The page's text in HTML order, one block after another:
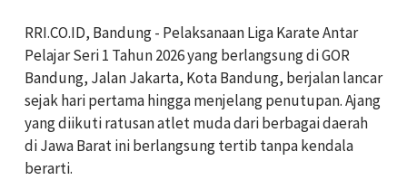
RRI.CO.ID, Bandung - Pelaksanaan Liga Karate Antar
Pelajar Seri 1 Tahun 2026 yang berlangsung di GOR
Bandung, Jalan Jakarta, Kota Bandung, berjalan lancar
sejak hari pertama hingga menjelang penutupan. Ajang
yang diikuti ratusan atlet muda dari berbagai daerah
di Jawa Barat ini berlangsung tertib tanpa kendala
berarti.